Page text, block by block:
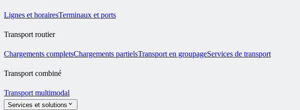
Lignes et horairesTerminaux et ports
Transport routier
Chargements completsChargements partielsTransport en groupageServices de transport
Transport combiné
Transport multimodal
Services et solutions